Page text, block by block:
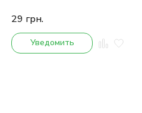
29 грн.
Уведомить